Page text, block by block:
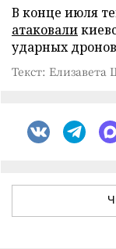
В конце июля
атаковали
ударных
Текст: